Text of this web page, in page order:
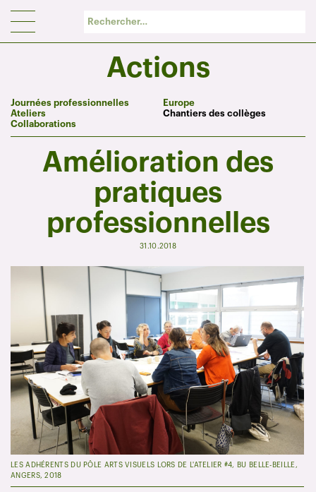
Actions
Journées professionnelles
Ateliers
Collaborations
Europe
Chantiers des collèges
Amélioration des
pratiques
professionnelles
31.10.2018
LES ADHÉRENTS DU PÔLE ARTS VISUELS LORS DE L'ATELIER #4, BU BELLE-BEILLE,
ANGERS, 2018